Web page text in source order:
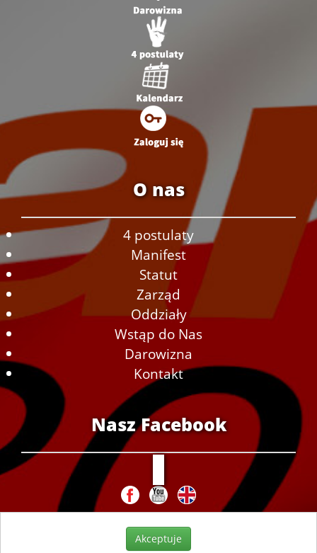
O nas
4 postulaty
Manifest
Statut
Zarząd
Oddziały
Wstąp do Nas
Darowizna
Kontakt
Nasz Facebook
Akceptuje